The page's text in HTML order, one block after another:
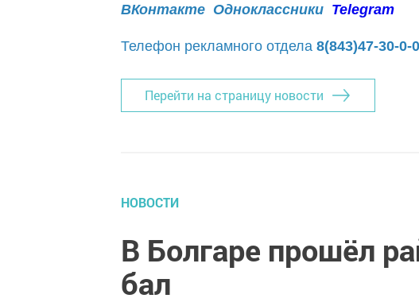
ВКонтакте Одноклассники Telegram
Телефон рекламного отдела 8(843)47-30-0-
Перейти на страницу новости
НОВОСТИ
В Болгаре прошёл
бал